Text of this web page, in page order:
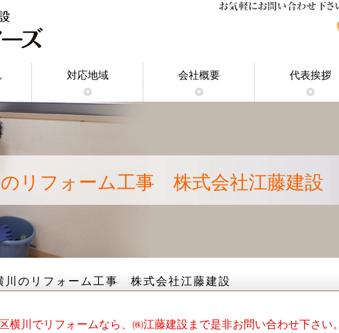
対応地域
東京都｜原状回復工事
千葉県｜原状回復工事
埼玉県｜原状回復工事
神奈川県｜原状回復工事
会社概要 代表挨拶
リフォーム工事 株式会社江藤建設
川のリフォーム工事 株式会社江藤建設
横川でリフォームなら、㈱江藤建設まで是非お問い合わせ下さい。